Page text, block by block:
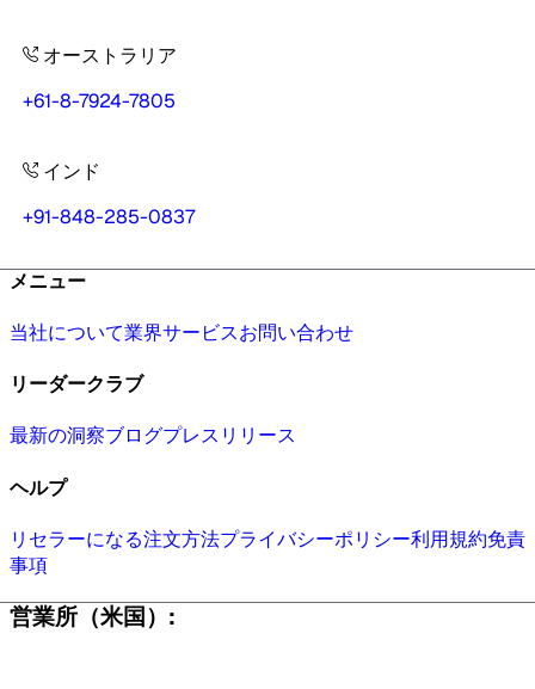
オーストラリア
+61-8-7924-7805
インド
+91-848-285-0837
メニュー
当社について業界サービスお問い合わせ
リーダークラブ
最新の洞察ブログプレスリリース
ヘルプ
リセラーになる注文方法プライバシーポリシー利用規約免責
事項
営業所（米国）: